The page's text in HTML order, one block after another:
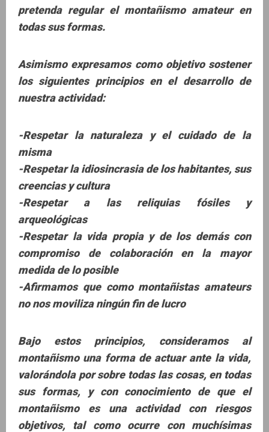
pretenda regular el montañismo amateur en
todas sus formas.
Asimismo expresamos como objetivo sostener
los siguientes principios en el desarrollo de
nuestra actividad:
-Respetar la naturaleza y el cuidado de la
misma
-Respetar la idiosincrasia de los habitantes, sus
creencias y cultura
-Respetar a las reliquias fósiles y
arqueológicas
-Respetar la vida propia y de los demás con
compromiso de colaboración en la mayor
medida de lo posible
-Afirmamos que como montañistas amateurs
no nos moviliza ningún fin de lucro
Bajo estos principios, consideramos al
montañismo una forma de actuar ante la vida,
valorándola por sobre todas las cosas, en todas
sus formas, y con conocimiento de que el
montañismo es una actividad con riesgos
objetivos, tal como ocurre con muchísimas